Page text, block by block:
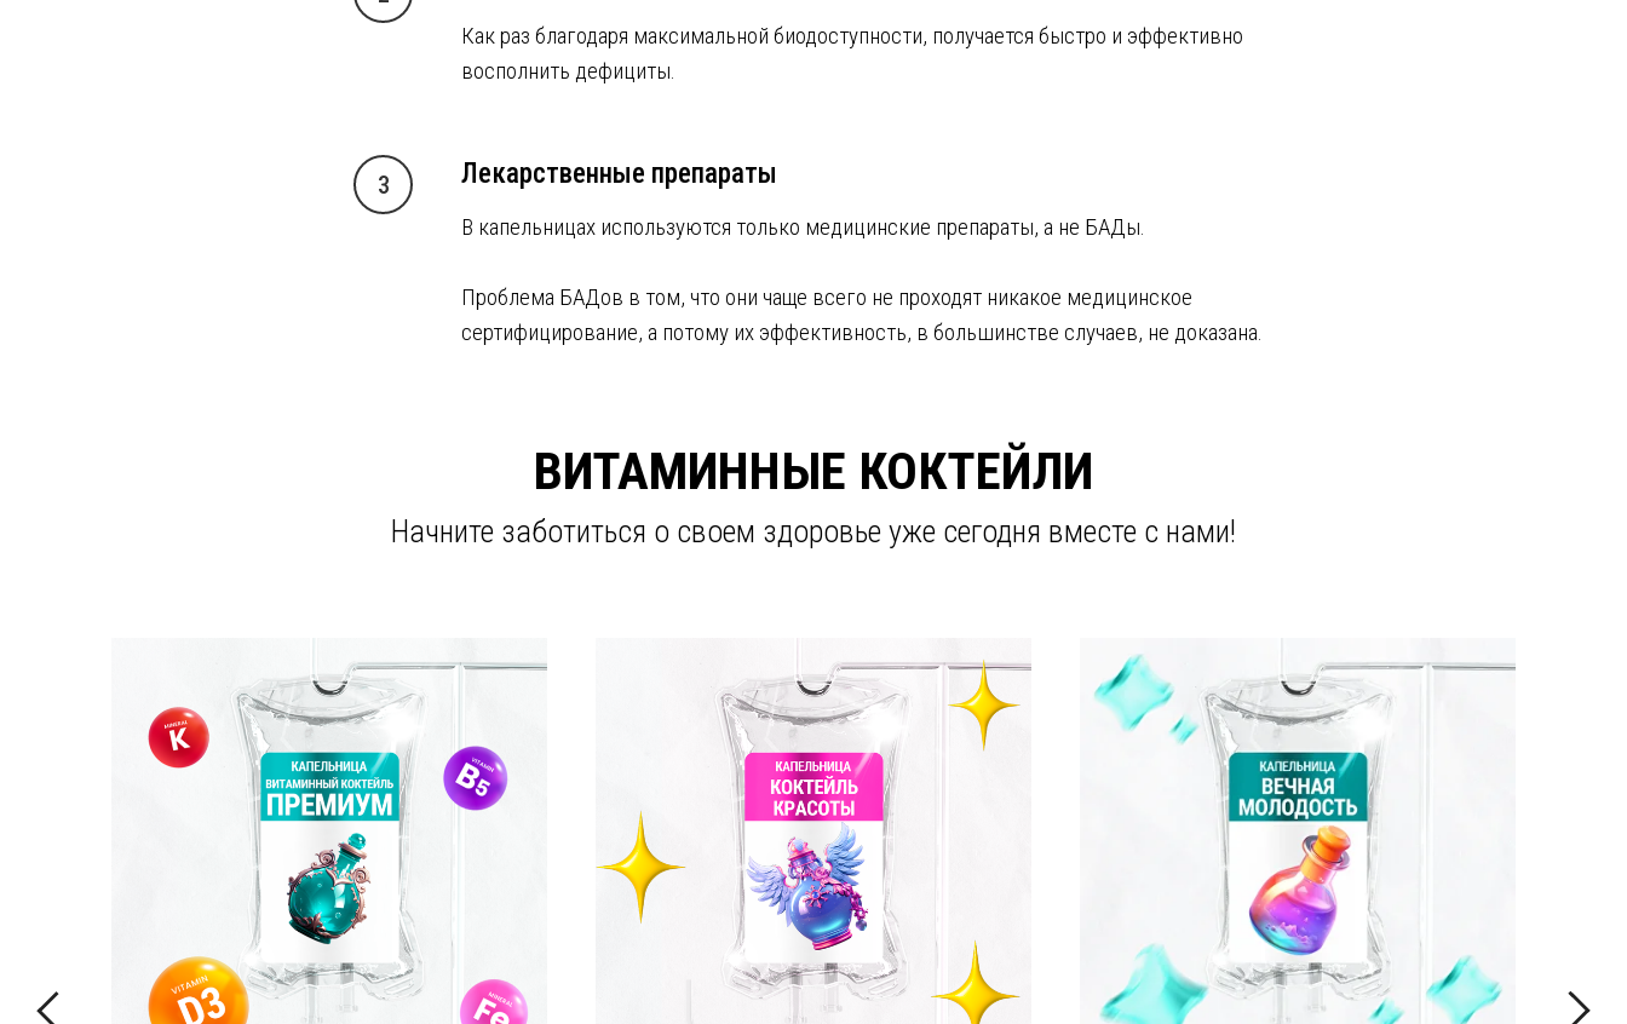
Как раз благодаря максимальной биодоступности, получается быстро и эффективно
восполнить дефициты.
Лекарственные препараты
В капельницах используются только медицинские препараты, а не БАДы.
Проблема БАДов в том, что они чаще всего не проходят никакое медицинское
сертифицирование, а потому их эффективность, в большинстве случаев, не доказана.
ВИТАМИННЫЕ КОКТЕЙЛИ
Начните заботиться о своем здоровье уже сегодня вместе с нами!